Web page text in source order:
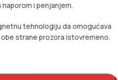
i penjanjem.
tehnologiju da omogućava
strane prozora istovremeno.